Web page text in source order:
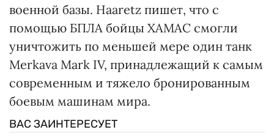
военной базы. Haaretz пишет, что с
помощью БПЛА бойцы ХАМАС смогли
уничтожить по меньшей мере один танк
Merkava Mark IV, принадлежащий к самым
современным и тяжело бронированным
боевым машинам мира.
ВАС ЗАИНТЕРЕСУЕТ